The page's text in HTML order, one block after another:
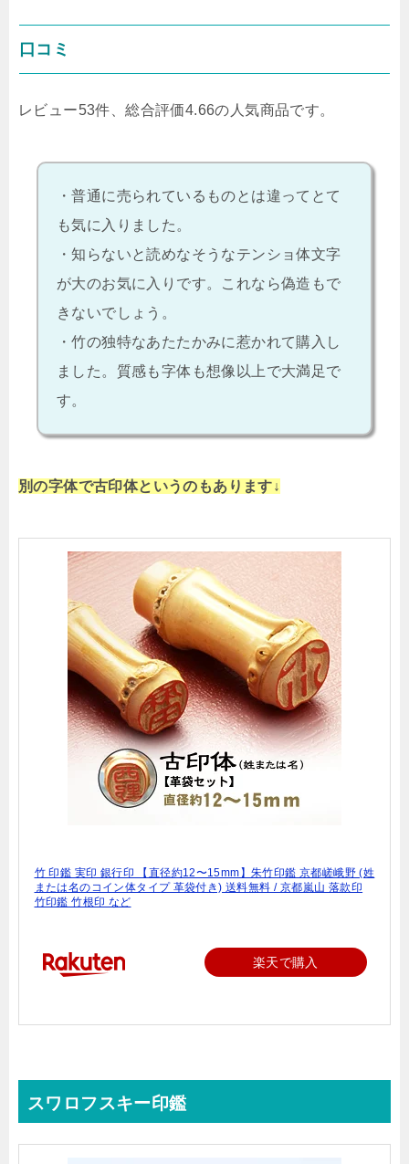
口コミ
レビュー53件、総合評価4.66の人気商品です。
・普通に売られているものとは違ってとて
も気に入りました。
・知らないと読めなそうなテンショ体文字
が大のお気に入りです。これなら偽造もで
きないでしょう。
・竹の独特なあたたかみに惹かれて購入し
ました。質感も字体も想像以上で大満足で
す。
別の字体で古印体というのもあります↓
竹 印鑑 実印 銀行印 【直径約12〜15mm】朱竹印鑑 京都嵯峨野 (姓
または名のコイン体タイプ 革袋付き) 送料無料 / 京都嵐山 落款印
竹印鑑 竹根印 など
楽天で購入
スワロフスキー印鑑